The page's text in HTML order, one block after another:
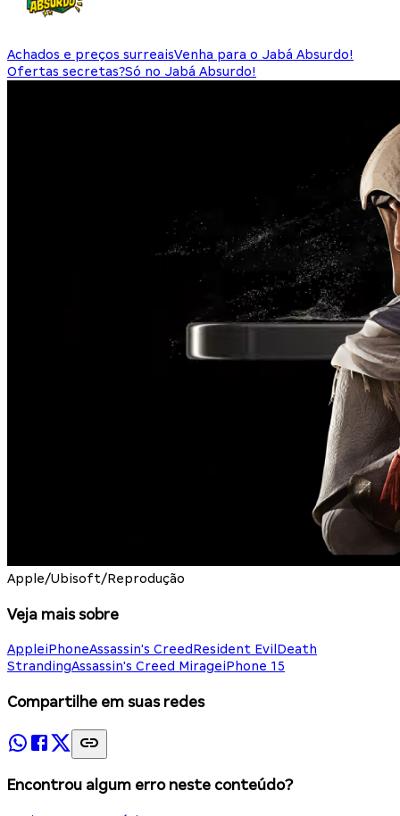
Achados e preços surreaisVenha para o Jabá Absurdo!
Ofertas secretas?Só no Jabá Absurdo!
Apple/Ubisoft/Reprodução
Veja mais sobre
AppleiPhoneAssassin's CreedResident Evil Death
StrandingAssassin's Creed MirageiPhone 15
Compartilhe em suas redes
Encontrou algum erro neste conteúdo?